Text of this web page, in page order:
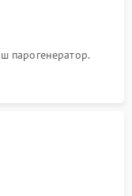
парогенератор.